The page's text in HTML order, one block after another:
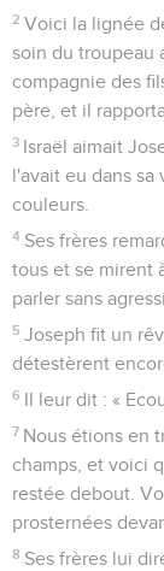
2 Voici la lignée
soin du troupeau
compagnie des
père, et il
3 Israël aimait
l'avait eu dans
couleurs.
4 Ses frères
tous et se mirent
parler sans
5 Joseph fit un
détestèrent
6 Il leur dit : «
7 Nous étions en
champs, et voici
restée debout.
prosternées
8 Ses frères lui